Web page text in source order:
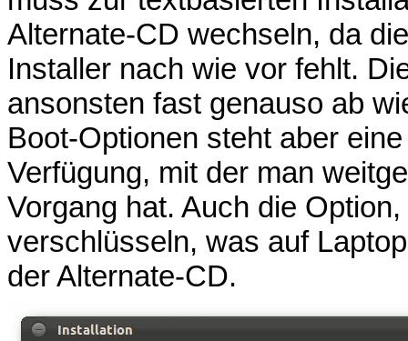
Alternate-CD wechseln, da
Installer nach wie vor fehlt.
ansonsten fast genauso ab
Boot-Optionen steht aber
Verfügung, mit der man
Vorgang hat. Auch die
verschlüsseln, was auf
der Alternate-CD.